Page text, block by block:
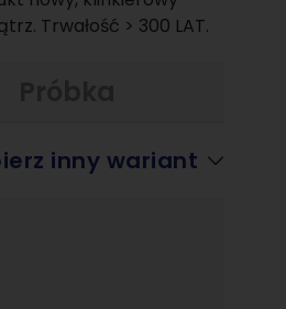
Trwałość > 300 LAT.
inny wariant